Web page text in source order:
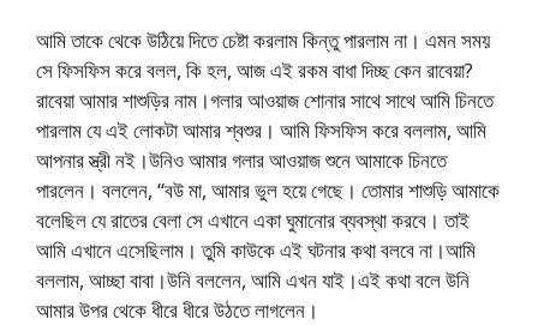
আমি তাকে থেকে উঠিয়ে দিতে চেষ্টা করলাম কিন্তু পারলাম না। এমন সময়
সে ফিসফিস করে বলল, কি হল, আজ এই রকম বাধা দিচ্ছ কেন রাবেয়া?
রাবেয়া আমার শাশুড়ির নাম।গলার আওয়াজ শোনার সাথে সাথে আমি চিনতে
পারলাম যে এই লোকটা আমার শ্বশুর। আমি ফিসফিস করে বললাম, আমি
আপনার স্ত্রী নই।উনিও আমার গলার আওয়াজ শুনে আমাকে চিনতে
পারলেন। বললেন, “বউ মা, আমার ভুল হয়ে গেছে। তোমার শাশুড়ি আমাকে
বলেছিল যে রাতের বেলা সে এখানে একা ঘুমানোর ব্যবস্থা করবে। তাই
আমি এখানে এসেছিলাম। তুমি কাউকে এই ঘটনার কথা বলবে না।আমি
বললাম, আচ্ছা বাবা।উনি বললেন, আমি এখন যাই।এই কথা বলে উনি
আমার উপর থেকে ধীরে ধীরে উঠতে লাগলেন।